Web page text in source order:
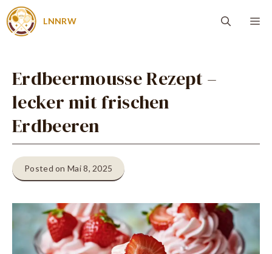
Zum
Inhalt
LNNRW
Erdbeermousse Rezept –
lecker mit frischen
Erdbeeren
Posted on Mai 8, 2025